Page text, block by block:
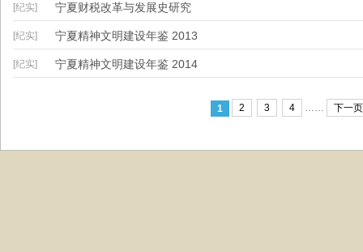
[纪实] 宁夏财税改革与发展史研究
[纪实] 宁夏精神文明建设年鉴 2013
[纪实] 宁夏精神文明建设年鉴 2014
1 2 3 4 …… 下一页